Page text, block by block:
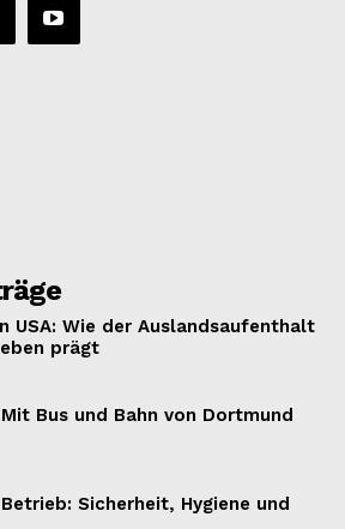
USA: Wie der Auslandsaufenthalt
prägt
Bus und Bahn von Dortmund
Sicherheit, Hygiene und